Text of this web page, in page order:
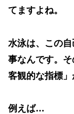
てますよね。
水泳は、この
事なんです。そ
客観的な指標」
例えば…